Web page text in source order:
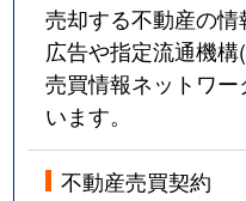
売却する不動産の
広告や指定流通機
売買情報ネットワ
います。
不動産売買契約